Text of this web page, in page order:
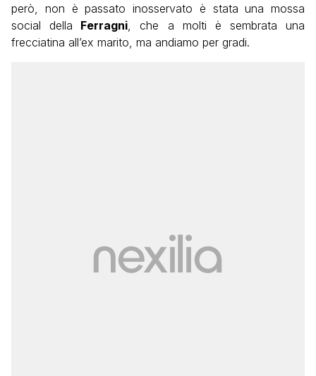
però, non è passato inosservato è stata una mossa
social della Ferragni , che a molti è sembrata una
frecciatina all’ex marito, ma andiamo per gradi.